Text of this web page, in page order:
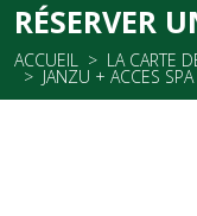
RÉSERVER
ACCUEIL LA CARTE
JANZU + ACCES SPA